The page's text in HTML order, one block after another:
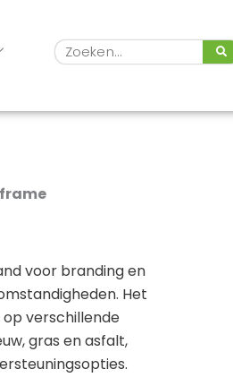
Zoeken
voor branding en
Het
verschillende
gras en asfalt,